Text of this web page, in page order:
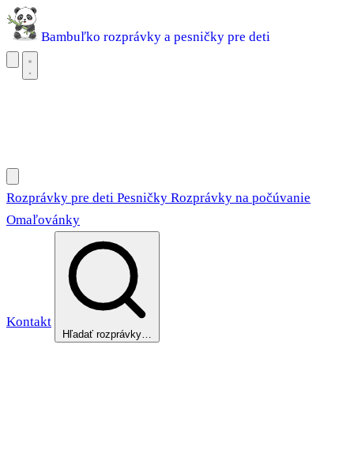
Bambuľko rozprávky a pesničky pre deti
Rozprávky pre deti Pesničky Rozprávky na počúvanie
Omaľovánky
Kontakt
Hľadať rozprávky…